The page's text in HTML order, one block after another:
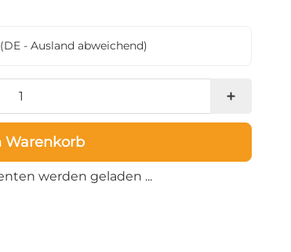
(DE - Ausland abweichend)
Warenkorb
Loading...
werden geladen ...